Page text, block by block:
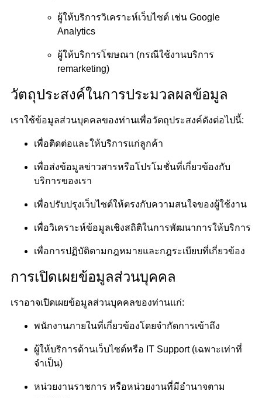
ผู้ให้บริการวิเคราะห์เว็บไซต์ เช่น Google
Analytics
ผู้ให้บริการโฆษณา (กรณีใช้งานบริการ
remarketing)
วัตถุประสงค์ในการประมวลผลข้อมูล
เราใช้ข้อมูลส่วนบุคคลของท่านเพื่อวัตถุประสงค์ดังต่อไปนี้:
เพื่อติดต่อและให้บริการแก่ลูกค้า
เพื่อส่งข้อมูลข่าวสารหรือโปรโมชั่นที่เกี่ยวข้องกับ
บริการของเรา
เพื่อปรับปรุงเว็บไซต์ให้ตรงกับความสนใจของผู้ใช้งาน
เพื่อวิเคราะห์ข้อมูลเชิงสถิติในการพัฒนาการให้บริการ
เพื่อการปฏิบัติตามกฎหมายและกฎระเบียบที่เกี่ยวข้อง
การเปิดเผยข้อมูลส่วนบุคคล
เราอาจเปิดเผยข้อมูลส่วนบุคคลของท่านแก่:
พนักงานภายในที่เกี่ยวข้องโดยจำกัดการเข้าถึง
ผู้ให้บริการด้านเว็บไซต์หรือ IT Support (เฉพาะเท่าที่
จำเป็น)
หน่วยงานราชการ หรือหน่วยงานที่มีอำนาจตาม